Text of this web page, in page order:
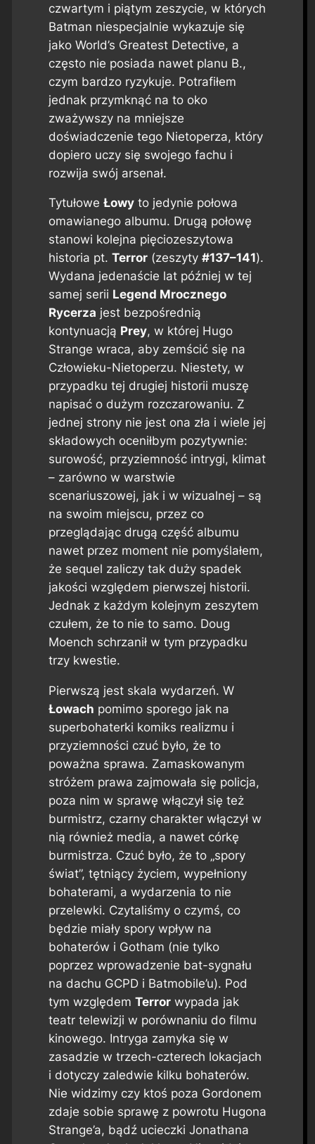
czwartym i piątym zeszycie, w których
Batman niespecjalnie wykazuje się
jako World’s Greatest Detective, a
często nie posiada nawet planu B.,
czym bardzo ryzykuje. Potrafiłem
jednak przymknąć na to oko
zważywszy na mniejsze
doświadczenie tego Nietoperza, który
dopiero uczy się swojego fachu i
rozwija swój arsenał.
Tytułowe Łowyto jedynie połowa
omawianego albumu. Drugą połowę
stanowi kolejna pięciozeszytowa
historia pt. Terror(zeszyty #137–141).
Wydana jedenaście lat później w tej
samej serii Legend Mrocznego
Rycerza jest bezpośrednią
kontynuacją Prey, w której Hugo
Strange wraca, aby zemścić się na
Człowieku-Nietoperzu. Niestety, w
przypadku tej drugiej historii muszę
napisać o dużym rozczarowaniu. Z
jednej strony nie jest ona zła i wiele jej
składowych oceniłbym pozytywnie:
surowość, przyziemność intrygi, klimat
– zarówno w warstwie
scenariuszowej, jak i w wizualnej – są
na swoim miejscu, przez co
przeglądając drugą część albumu
nawet przez moment nie pomyślałem,
że sequel zaliczy tak duży spadek
jakości względem pierwszej historii.
Jednak z każdym kolejnym zeszytem
czułem, że to nie to samo. Doug
Moench schrzanił w tym przypadku
trzy kwestie.
Pierwszą jest skala wydarzeń. W
Łowach pomimo sporego jak na
superbohaterki komiks realizmu i
przyziemności czuć było, że to
poważna sprawa. Zamaskowanym
stróżem prawa zajmowała się policja,
poza nim w sprawę włączył się też
burmistrz, czarny charakter włączył w
nią również media, a nawet córkę
burmistrza. Czuć było, że to „spory
świat”, tętniący życiem, wypełniony
bohaterami, a wydarzenia to nie
przelewki. Czytaliśmy o czymś, co
będzie miały spory wpływ na
bohaterów i Gotham (nie tylko
poprzez wprowadzenie bat-sygnału
na dachu GCPD i Batmobile’u). Pod
tym względem Terrorwypada jak
teatr telewizji w porównaniu do filmu
kinowego. Intryga zamyka się w
zasadzie w trzech-czterech lokacjach
i dotyczy zaledwie kilku bohaterów.
Nie widzimy czy ktoś poza Gordonem
zdaje sobie sprawę z powrotu Hugona
Strange’a, bądź ucieczki Jonathana